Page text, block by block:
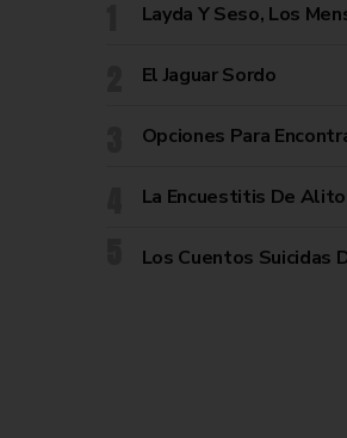
Layda Y Seso, Los
El Jaguar Sordo
Opciones Para
La Encuestitis De Alito
Los Cuentos Suicidas